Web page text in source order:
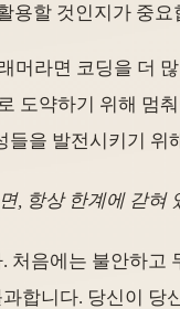
용할 것인지가 중
머라면 코딩을 더
도약하기 위해 멈
들을 발전시키기
, 항상 한계에 갇
처음에는 불안하
과합니다. 당신이